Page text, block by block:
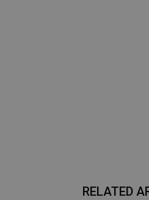
RELATED